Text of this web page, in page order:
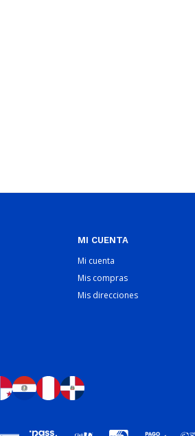
MI CUENTA
Mi cuenta
Mis compras
Mis direcciones